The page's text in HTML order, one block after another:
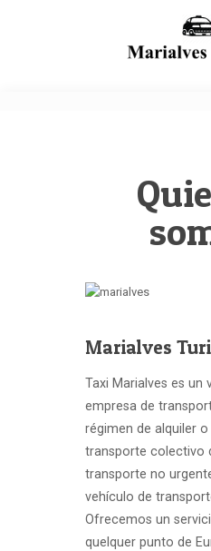
Marialves
Taxi Marialves es un
empresa de
régimen de alquiler
transporte colectivo
transporte no
vehículo de
Ofrecemos un
quelquer punto de